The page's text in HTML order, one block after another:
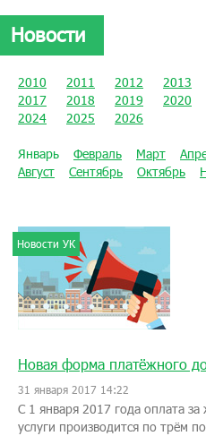
Новости
2010 2011 2012 2013
2017
2018 2019 2020
2024
2025 2026
Январь Февраль Март
Август
Сентябрь Октябрь
Новости УК
Новая форма платёжного
31 января 2017 14:22
С 1 января 2017 года оплата
услуги производится по трём